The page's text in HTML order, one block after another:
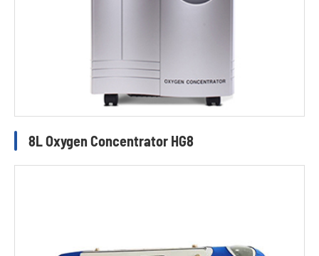
8L Oxygen Concentrator HG8